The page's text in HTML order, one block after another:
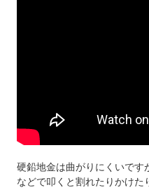
硬鉛地金は曲がりにくいです
などで叩くと割れたりかけた